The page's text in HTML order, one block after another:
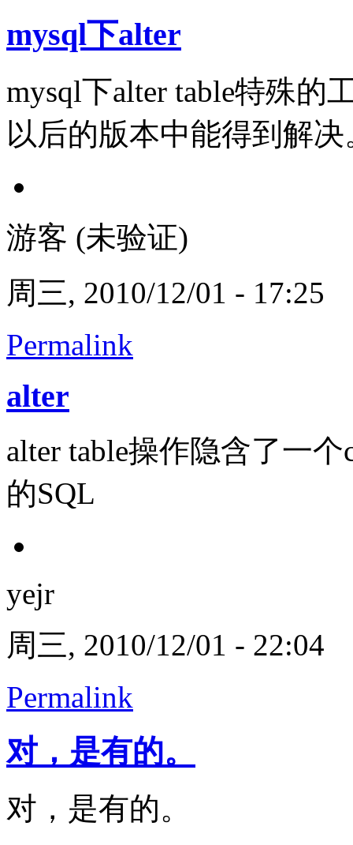
mysql下alter
mysql下alter table特殊的
以后的版本中能得到解决
游客 (未验证)
周三, 2010/12/01 - 17:25
Permalink
alter
alter table操作隐含了一
的SQL
yejr
周三, 2010/12/01 - 22:04
Permalink
对，是有的。
对，是有的。